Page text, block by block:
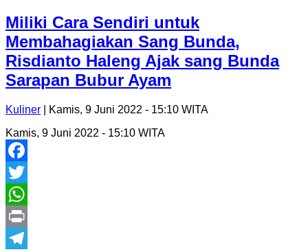
Miliki Cara Sendiri untuk
Membahagiakan Sang Bunda,
Risdianto Haleng Ajak sang Bunda
Sarapan Bubur Ayam
Kuliner | Kamis, 9 Juni 2022 - 15:10 WITA
Kamis, 9 Juni 2022 - 15:10 WITA
Facebook
Twitter
WhatsApp
Print